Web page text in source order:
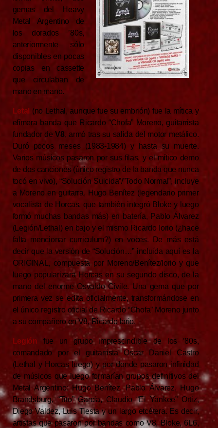
gemas del Heavy
Metal Argentino de
los dorados ’80s,
anteriormente sólo
disponibles en pocas
copias en cassette
que circulaban de
mano en mano.
Letal (no Lethal, aunque fue su embrión) fue la mítica y
efímera banda que Ricardo “Chofa” Moreno, guitarrista
fundador deV8, armó tras su salida del motor metálico.
Duró pocos meses (1983-1984) y hasta su muerte.
Varios músicos pasaron por sus filas, y el mítico demo
de dos canciones (único registro de la banda que nunca
tocó en vivo), “Solución Suicida”/”Todo Normal”, incluye
a Moreno en guitarra, Hugo Benítez (legendario primer
vocalista de Horcas, que también integró Bloke y luego
formó muchas bandas más) en batería, Pablo Álvarez
(Legión/Lethal) en bajo y el mismo Ricardo Iorio (¿hace
falta mencionar curriculum?) en voces. De más está
decir que la versión de “Solución…” incluída aquí es la
ORIGINAL, compuesta por Moreno/Benítez/Iorio y que
luego popularizara Horcas en su segundo disco, de la
mano del enorme Osvaldo Civile. Una gema que por
primera vez se edita oficialmente, transformándose en
el único registro oficial de Ricardo “Chofa” Moreno junto
a su compañero en V8, Ricardo Iorio.
Legión fue un grupo imprescindible de los ’80s,
comandado por el guitarrista Oscar Daniel Castro
(Lethal y Horcas luego) y por donde pasaron infinidad
de músicos que luego formarían grupos definitivos del
Metal Argentino: Hugo Benítez, Pablo Álvarez, Hugo
Brandsburg, “Tito” García, Claudio “El Yankee” Ortiz,
Diego Valdez, Luis Tiesta y un largo etcétera. Es decir,
artistas que pasaron por bandas como V8, Bloke, 6L6,